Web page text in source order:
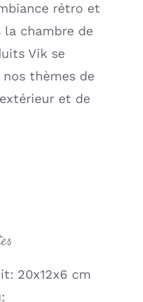
rétro et
la chambre de
Vik se
thèmes de
et de
20x12x6 cm